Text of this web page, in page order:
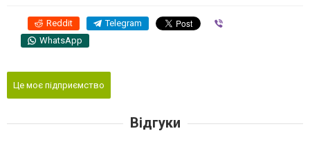
Reddit Telegram
WhatsApp
Це моє підприємство
Відгуки